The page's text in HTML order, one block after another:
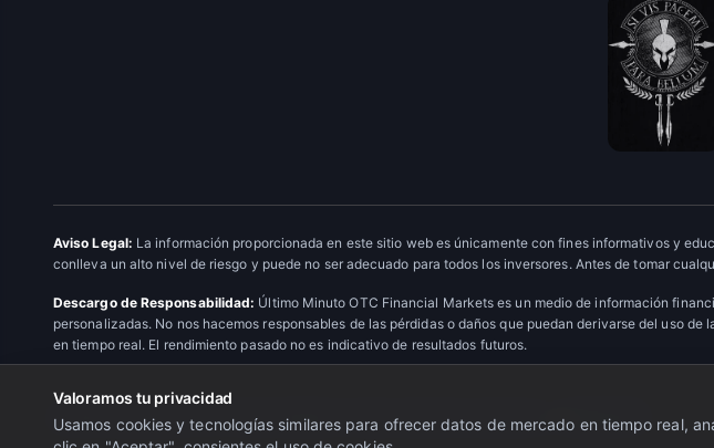
Aviso Legal: La información proporcionada en este sitio web es únicamente con fines informativos y
conlleva un alto nivel de riesgo y puede no ser adecuado para todos los inversores. Antes de tomar
Descargo de Responsabilidad: Último Minuto OTC Financial Markets es un medio de información
personalizadas. No nos hacemos responsables de las pérdidas o daños que puedan derivarse del uso
en tiempo real. El rendimiento pasado no es indicativo de resultados futuros.
© 2026 Último Minuto OTC Financial Markets. Todos los derechos reservados.· Escudo OTC
Valoramos tu privacidad
Usamos cookies y tecnologías similares para ofrecer datos de mercado en tiempo real,